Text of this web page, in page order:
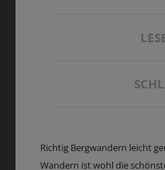
Richtig Bergwandern leicht
Wandern ist wohl die